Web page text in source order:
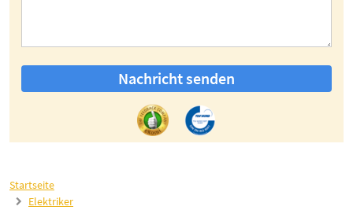
Startseite
Elektriker
Nachricht senden